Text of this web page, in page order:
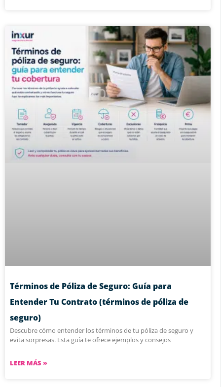
Términos de Póliza de Seguro: Guía para
Entender Tu Contrato (términos de póliza de
seguro)
Descubre cómo entender los términos de tu póliza de seguro y
evita sorpresas. Esta guía te ofrece ejemplos y consejos
LEER MÁS »